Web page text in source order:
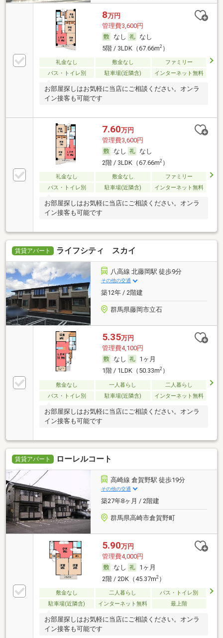
8万円
管理費3,600円
なし
なし
5階 / 3LDK（67.66m2）
礼金なし 敷金なし
ファミリー
バス・トイレ別
駐車場(近隣含) インターネット無料
お部屋探しはお気軽に当店にご相談ください。オンラ
イン接客も可能です
7.60万円
管理費3,600円
なし
なし
2階 / 3LDK（67.66m2）
礼金なし 敷金なし
ファミリー
バス・トイレ別
駐車場(近隣含) インターネット無料
お部屋探しはお気軽に当店にご相談ください。オンラ
イン接客も可能です
賃貸アパート ライフシティ スカイ
八高線 北藤岡駅 徒歩9分
その他の交通
築12年 / 2階建
群馬県藤岡市立石
5.35万円
管理費4,100円
なし
1ヶ月
1階 / 1LDK（50.33m2）
敷金なし 一人暮らし
二人暮らし
バス・トイレ別
駐車場(近隣含) インターネット無料
お部屋探しはお気軽に当店にご相談ください。オンラ
イン接客も可能です
賃貸アパート ローレルコート
高崎線 倉賀野駅 徒歩19分
その他の交通
築27年8ヶ月 / 2階建
群馬県高崎市倉賀野町
5.90万円
管理費4,000円
なし
1ヶ月
2階 / 2DK（45.37m2）
敷金なし 二人暮らし
バス・トイレ別
駐車場(近隣含)
インターネット無料 最上階
お部屋探しはお気軽に当店にご相談ください。オンラ
イン接客も可能です